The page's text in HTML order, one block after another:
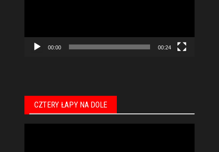
00:00 00:24
CZTERY ŁAPY NA DOLE